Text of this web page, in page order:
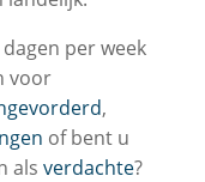
per week
voor
,
of bent u
als verdachte?